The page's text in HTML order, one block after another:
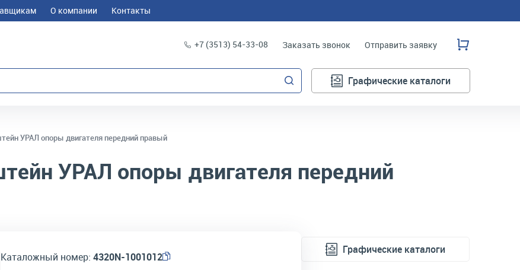
О компании Контакты
+7 (3513) 54-33-08 Заказать звонок Отправить заявку
Графические каталоги
УРАЛ опоры двигателя передний правый
УРАЛ опоры двигателя передний
Каталожный номер: 4320N-1001012
Графические каталоги